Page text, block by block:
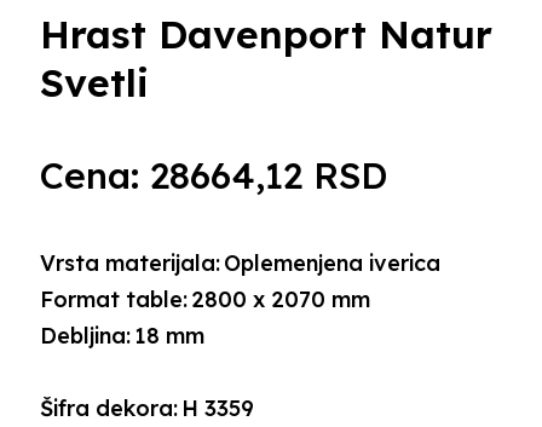
Hrast Davenport Natur
Svetli
Cena: 28664,12 RSD
Debljina:18 mm
Format table:2800 x 2070 mm
Šifra dekora: H 3359
Vrsta materijala:Oplemenjena iverica